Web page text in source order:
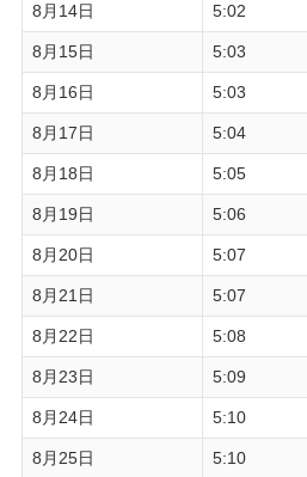
8月14日 5:02
8月15日 5:03
8月16日 5:03
8月17日 5:04
8月18日 5:05
8月19日 5:06
8月20日 5:07
8月21日 5:07
8月22日 5:08
8月23日 5:09
8月24日 5:10
8月25日 5:10